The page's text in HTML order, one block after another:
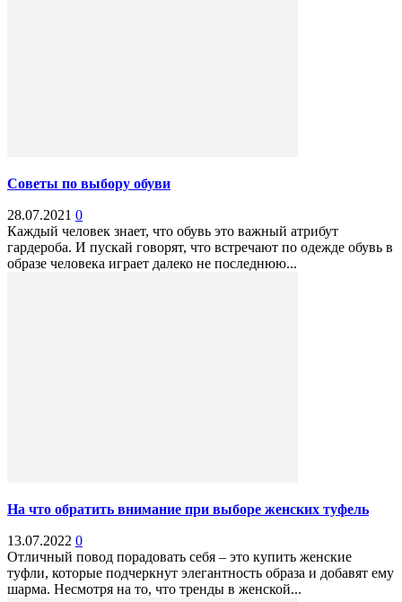
Советы по выбору обуви
28.07.2021 0
Каждый человек знает, что обувь это важный атрибут
гардероба. И пускай говорят, что встречают по одежде обувь в
образе человека играет далеко не последнюю...
На что обратить внимание при выборе женских туфель
13.07.2022 0
Отличный повод порадовать себя – это купить женские
туфли, которые подчеркнут элегантность образа и добавят ему
шарма. Несмотря на то, что тренды в женской...